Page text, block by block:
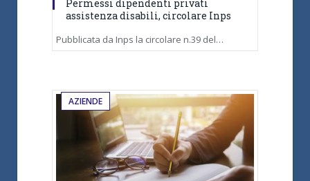
Permessi dipendenti privati
assistenza disabili, circolare Inps
Pubblicata da Inps la circolare n.39 del…
AZIENDE